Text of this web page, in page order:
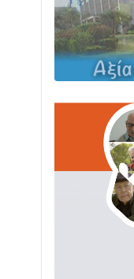
ΤΟ ΠΑΡΤΥ
05/08 • 08:41
Στο σκοτάδι
Ναυπάκτου
04/08 • 19:47
Σε τροχιά
του
04/08 • 12:08
Σε φουλ
Άγιος
03/08 • 11:11